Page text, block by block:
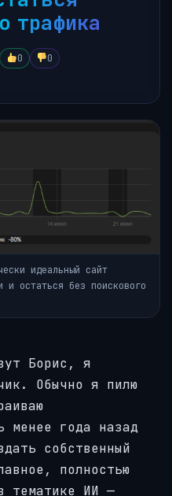
трафика
0 0
идеальный сайт
остаться без поискового
Борис, я
Обычно я пилю
менее года назад
собственный
полностью
тематике ИИ —